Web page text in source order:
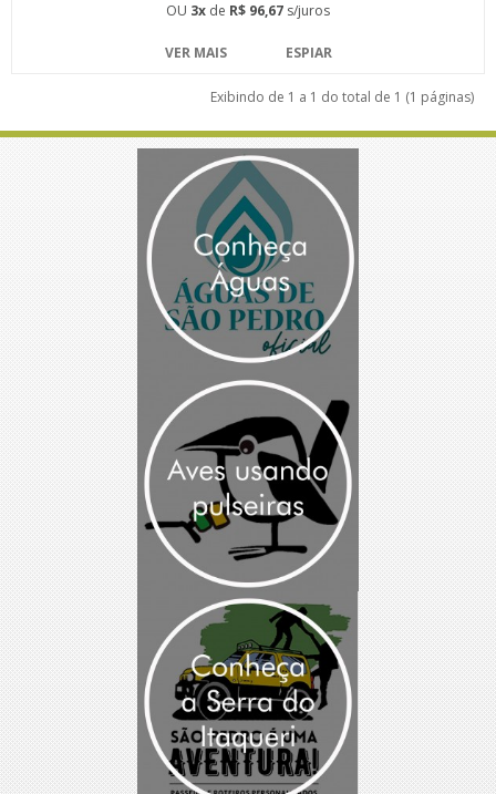
OU 3x de R$ 96,67 s/juros
VER MAIS ESPIAR
Exibindo de 1 a 1 do total de 1 (1 páginas)